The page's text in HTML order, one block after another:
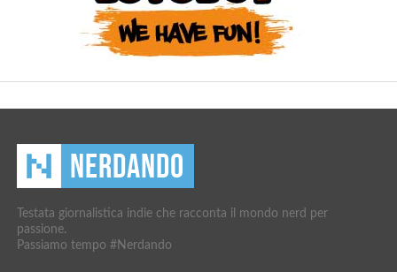
Testata giornalistica indie che racconta il mondo nerd per
passione.
Passiamo tempo #Nerdando